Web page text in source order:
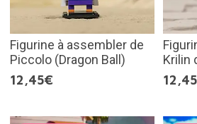
Figurine à assembler de
Piccolo (Dragon Ball)
12,45€
Krilin